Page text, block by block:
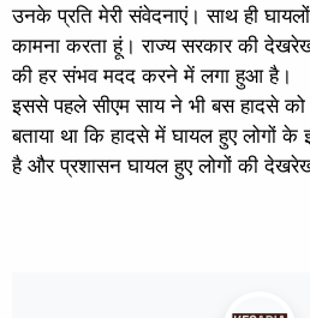
उनके प्रति मेरी संवेदनाएं। साथ ही
कामना करता हूं। राज्य सरकार की
की हर संभव मदद करने में लगा हुआ है।
इससे पहले सीएम साय ने भी बस हादसे
बताया था कि हादसे में घायल हुए लोगों के
है और प्रशासन घायल हुए लोगों की